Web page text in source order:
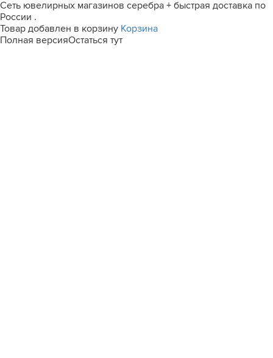
Сеть ювелирных магазинов серебра + быстрая доставка по
России .
Товар добавлен в корзину Корзина
Полная версияОстаться тут